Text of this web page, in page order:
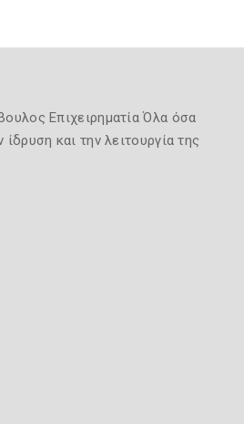
Επιχειρηματία Όλα όσα
και την λειτουργία της